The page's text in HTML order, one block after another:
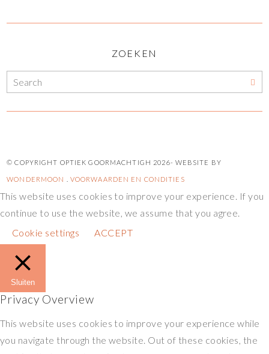
ZOEKEN
© COPYRIGHT OPTIEK GOORMACHTIGH 2026- WEBSITE BY
WONDERMOON VOORWAARDEN EN CONDITIES
This website uses cookies to improve your experience. If you
continue to use the website, we assume that you agree.
Cookie settings
ACCEPT
Sluiten
Privacy Overview
This website uses cookies to improve your experience while
you navigate through the website. Out of these cookies, the